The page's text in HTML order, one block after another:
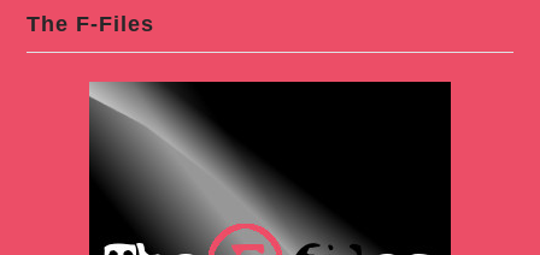
The F-Files